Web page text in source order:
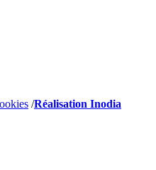
/Réalisation Inodia